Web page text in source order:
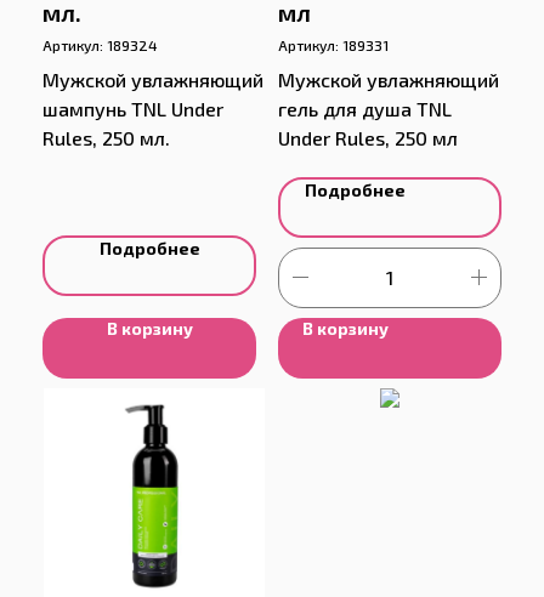
мл.
Артикул: 189324
Мужской увлажняющий
шампунь TNL Under
Rules, 250 мл.
Подробнее
В корзину
мл
Артикул: 189331
Мужской увлажняющий
гель для душа TNL
Under Rules, 250 мл
Подробнее
В корзину